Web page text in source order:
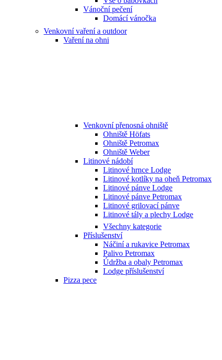
Vánoční pečení
Domácí vánočka
Venkovní vaření a outdoor
Vaření na ohni
Venkovní přenosná ohniště
Ohniště Höfats
Ohniště Petromax
Ohniště Weber
Litinové nádobí
Litinové hrnce Lodge
Litinové kotlíky na oheň Petromax
Litinové pánve Lodge
Litinové pánve Petromax
Litinové grilovací pánve
Litinové tály a plechy Lodge
Všechny kategorie
Příslušenství
Náčiní a rukavice Petromax
Palivo Petromax
Údržba a obaly Petromax
Lodge příslušenství
Pizza pece